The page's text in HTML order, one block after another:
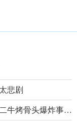
悲剧
件始末最新消息_快消息